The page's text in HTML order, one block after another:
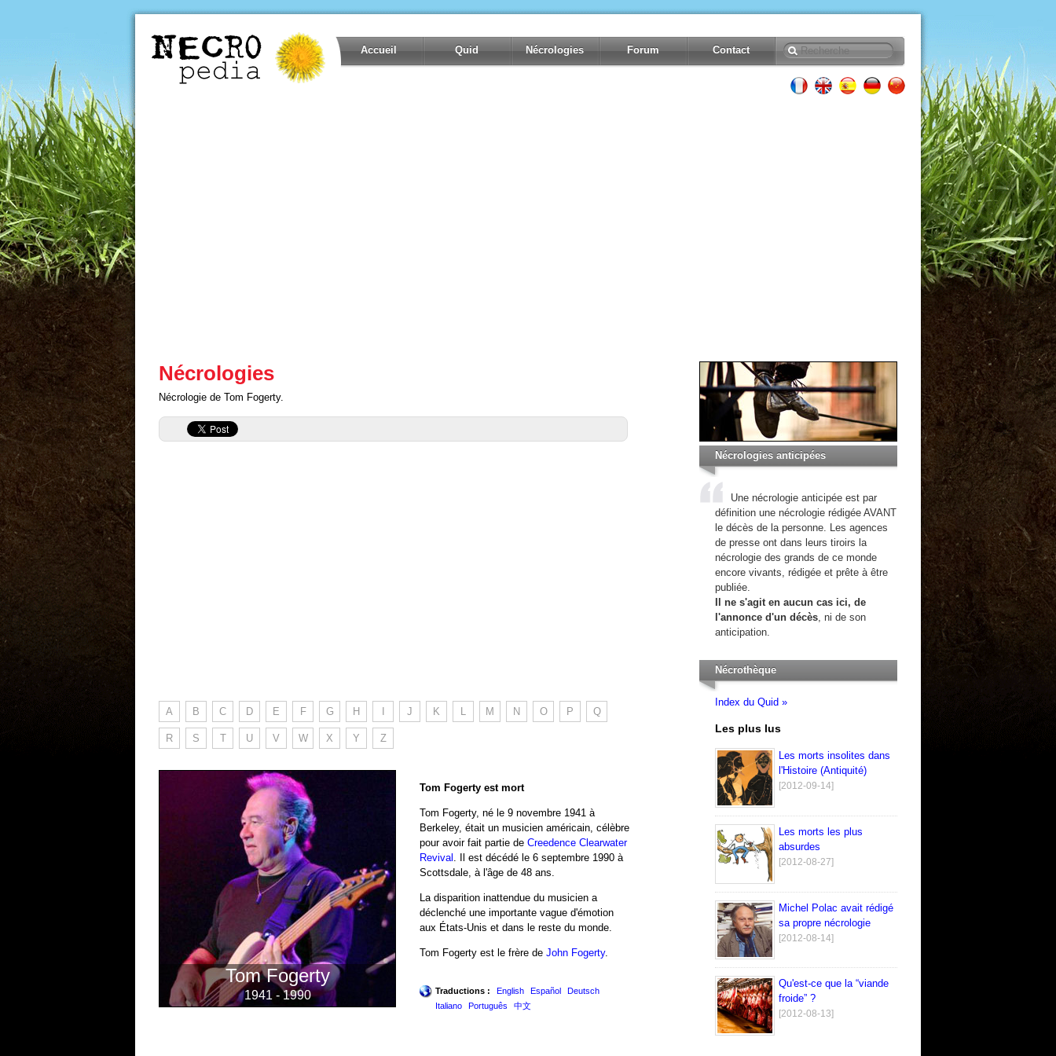
Accueil Quid Nécrologies Forum Contact
Nécrologies
Nécrologie de Tom Fogerty.
A B C D E F G H J K L M N O P Q
R S T U V W X Y Z
Tom Fogerty
1941 - 1990
Tom Fogerty est mort
Tom Fogerty, né le 9 novembre 1941 à
Berkeley, était un musicien américain, célèbre
pour avoir fait partie de Creedence Clearwater
Revival
. Il est décédé le 6 septembre 1990 à
Scottsdale, à l'âge de 48 ans.
La disparition inattendue du musicien a
déclenché une importante vague d'émotion
aux États-Unis et dans le reste du monde.
Tom Fogerty est le frère de John Fogerty.
Traductions : English Español
Deutsch
Italiano
Português 中文
Nécrologies anticipées
Une nécrologie anticipée est par
définition une nécrologie rédigée AVANT
le décès de la personne. Les agences
de presse ont dans leurs tiroirs la
nécrologie des grands de ce monde
encore vivants, rédigée et prête à être
publiée.
Il ne s'agit en aucun cas ici, de
l'annonce d'un décès, ni de son
anticipation.
Nécrothèque
Index du Quid »
Les plus lus
Les morts insolites dans
l'Histoire (Antiquité)
[2012-09-14]
Les morts les plus
absurdes
[2012-08-27]
Michel Polac avait rédigé
sa propre nécrologie
[2012-08-14]
Qu'est-ce que la “viande
froide” ?
[2012-08-13]